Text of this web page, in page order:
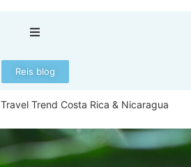
Reis blog
Travel Trend Costa Rica & Nicaragua